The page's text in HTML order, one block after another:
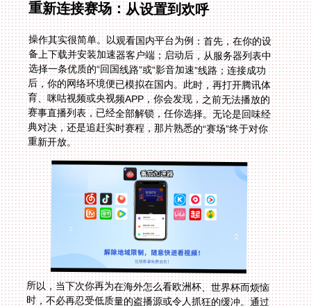
重新连接赛场：从设置到欢呼
操作其实很简单。以观看国内平台为例：首先，在你的设
备上下载并安装加速器客户端；启动后，从服务器列表中
选择一条优质的“回国线路”或“影音加速”线路；连接成功
后，你的网络环境便已模拟在国内。此时，再打开腾讯体
育、咪咕视频或央视频APP，你会发现，之前无法播放的
赛事直播列表，已经全部解锁，任你选择。无论是回味经
典对决，还是追赶实时赛程，那片熟悉的“赛场”终于对你
重新开放。
所以，当下次你再为在海外怎么看欧洲杯、世界杯而烦恼
时，不必再忍受低质量的盗播源或令人抓狂的缓冲。通过
一套科学可靠的网络解决方案，你可以轻松还原最理想的
观赛体验。技术消除了距离，让那份源自故土的解说声与
赛场激情，清晰、稳定、安全地抵达你海外的窗前。准备